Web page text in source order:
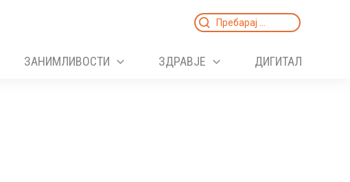
Search
ЗАНИМЛИВОСТИ ЗДРАВЈЕ ДИГИТАЛ